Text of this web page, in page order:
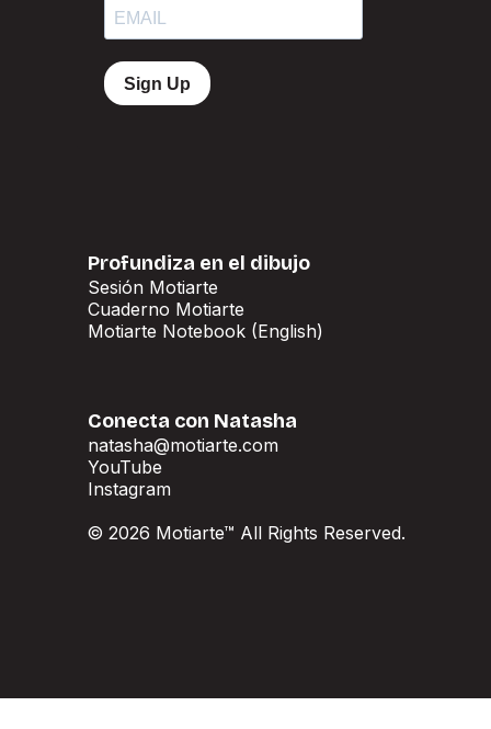
Sign Up
Profundiza en el dibujo
Sesión Motiarte
Sesión Motiarte
Cuaderno Motiarte
Cuaderno Motiarte
Motiarte Notebook (English)
Conecta con Natasha
natasha@motiarte.com
natasha@motiarte.com
YouTube
YouTube
Instagram
© 2026 Motiarte™ All Rights Reserved.